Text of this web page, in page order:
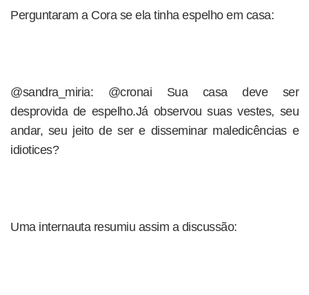
Perguntaram a Cora se ela tinha espelho em casa:
@sandra_miria: @cronai Sua casa deve ser
desprovida de espelho.Já observou suas vestes, seu
andar, seu jeito de ser e disseminar maledicências e
idiotices?
Uma internauta resumiu assim a discussão: